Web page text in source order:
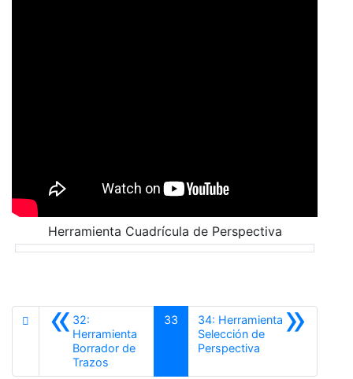
Herramienta Cuadrícula de Perspectiva
«32:
Herramienta
Borrador de
Trazos
33 »
34: Herramienta
Selección de
PerspectivaSiguiente